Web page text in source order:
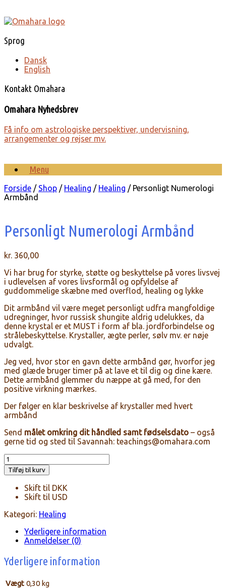
til
indhold
Sprog
Dansk
English
Kontakt Omahara
Omahara Nyhedsbrev
Få info om astro­lo­giske perspek­tiver, under­visning,
arrange­menter og rejser mv.
Menu
Forside / Shop / Healing / Healing / Personligt Numerologi
Armbånd
Personligt Numerologi Armbånd
kr. 360,00
Vi har brug for styrke, støtte og beskyttelse på vores livsvej
i udlevelsen af vores livsformål og opfyldelse af
guddommelige skæbne med overflod, healing og lykke
Dit armbånd vil være meget personligt udfra mangfoldige
udregninger, hvor russisk shungite aldrig udelukkes, da
denne krystal er et MUST i form af bla. jordforbindelse og
strålebeskyttelse. Krystaller, ægte perler, sølv mv. er nøje
udvalgt.
Jeg ved, hvor stor en gavn dette armbånd gør, hvorfor jeg
med glæde bruger timer på at lave et til dig og dine kære.
Dette armbånd glemmer du næppe at gå med, for den
positive virkning mærkes.
Der følger en klar beskrivelse af krystaller med hvert
armbånd
Send målet omkring dit håndled samt fødselsdato – også
gerne tid og sted til Savannah: teachings@omahara.com
Personligt
Numerologi
Armbånd
antal
Tilføj til kurv
Skift til DKK
Skift til USD
Kategori: Healing
Yderligere information
Anmeldelser (0)
Yderligere information
Vægt 0,30 kg